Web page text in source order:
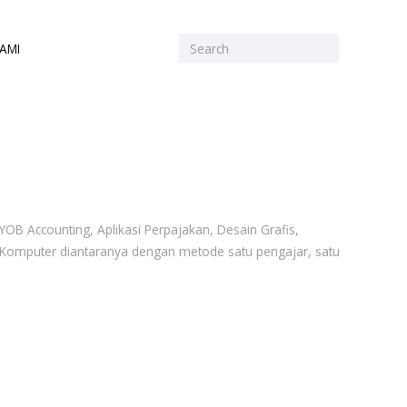
Accounting, Aplikasi Perpajakan, Desain Grafis,
diantaranya dengan metode satu pengajar, satu